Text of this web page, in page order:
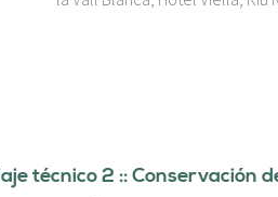
técnico 2 :: Conservación